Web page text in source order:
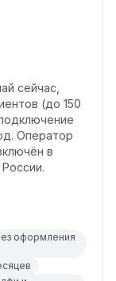
сейчас,
(до 150
Оператор
в
оформления